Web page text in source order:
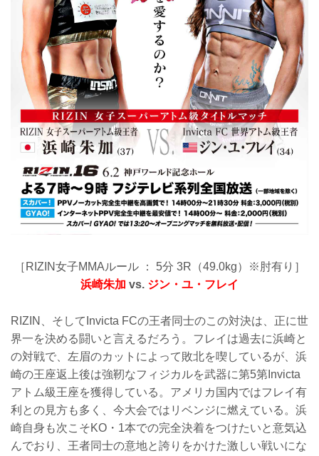
［RIZIN女子MMAルール ： 5分 3R（49.0kg）※肘有り］
浜崎朱加 vs. ジン・ユ・フレイ
RIZIN、そしてInvicta FCの王者同士のこの対決は、正に世
界一を決める闘いと言えるだろう。フレイは過去に浜崎と
の対戦で、左眉のカットによって敗北を喫しているが、浜
崎の王座返上後は強靭なフィジカルを武器に第5第Invicta
アトム級王座を獲得している。アメリカ国内ではフレイ有
利との見方も多く、今大会ではリベンジに燃えている。浜
崎自身も次こそKO・1本での完全決着をつけたいと意気込
んでおり、王者同士の意地と誇りをかけた激しい戦いにな